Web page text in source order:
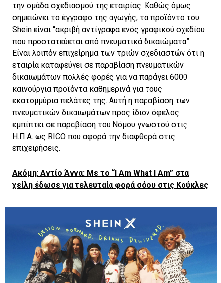
την ομάδα σχεδιασμού της εταιρίας. Καθώς όμως
σημειώνει το έγγραφο της αγωγής, τα προϊόντα του
Shein είναι “ακριβή αντίγραφα ενός γραφικού σχεδίου
που προστατεύεται από πνευματικά δικαιώματα”.
Είναι λοιπόν επιχείρημα των τριών σχεδιαστών ότι η
εταιρία καταφεύγει σε παραβίαση πνευματικών
δικαιωμάτων πολλές φορές για να παράγει 6000
καινούργια προϊόντα καθημερινά για τους
εκατομμύρια πελάτες της. Αυτή η παραβίαση των
πνευματικών δικαιωμάτων προς ίδιον όφελος
εμπίπτει σε παραβίαση του Νόμου γνωστού στις
Η.Π.Α. ως RICO που αφορά την διαφθορά στις
επιχειρήσεις.
Aκόμη: Αντίο Άννα: Με το “I Am What I Am” στα
χείλη έδωσε για τελευταία φορά σόου στις Κούκλες